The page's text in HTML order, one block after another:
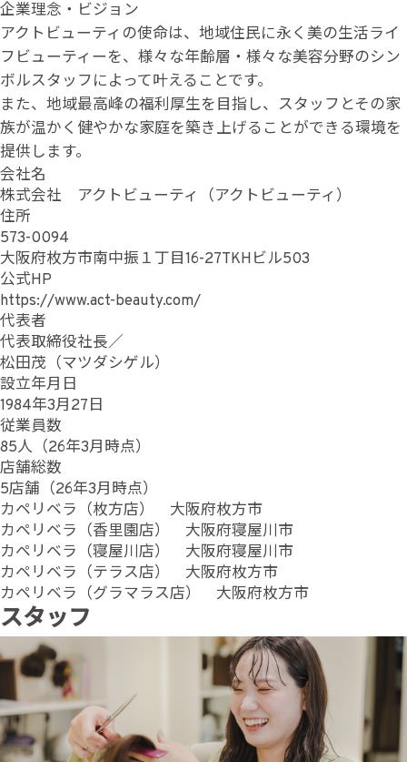
企業理念・ビジョン
アクトビューティの使命は、地域住民に永く美の生活ライ
フビューティーを、様々な年齢層・様々な美容分野のシン
ボルスタッフによって叶えることです。
また、地域最高峰の福利厚生を目指し、スタッフとその家
族が温かく健やかな家庭を築き上げることができる環境を
提供します。
会社名
株式会社 アクトビューティ（アクトビューティ）
住所
573-0094
大阪府枚方市南中振１丁目16-27TKHビル503
公式HP
https://www.act-beauty.com/
代表者
代表取締役社長／
松田茂（マツダシゲル）
設立年月日
1984年3月27日
従業員数
85人（26年3月時点）
店舗総数
5店舗（26年3月時点）
カペリベラ（枚方店） 大阪府枚方市
カペリベラ（香里園店） 大阪府寝屋川市
カペリベラ（寝屋川店） 大阪府寝屋川市
カペリベラ（テラス店） 大阪府枚方市
カペリベラ（グラマラス店） 大阪府枚方市
スタッフ